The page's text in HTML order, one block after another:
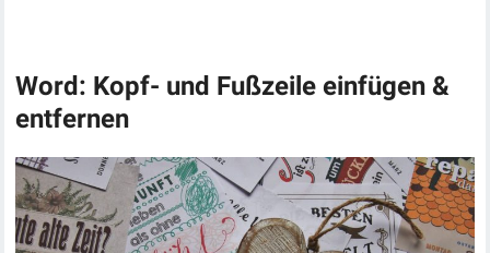
Word: Kopf- und Fußzeile einfügen &
entfernen